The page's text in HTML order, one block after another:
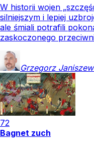
W historii wojen
silniejszym i lepiej
ale śmiali potrafili
zaskoczonego
Grzegorz
72
Bagnet zuch